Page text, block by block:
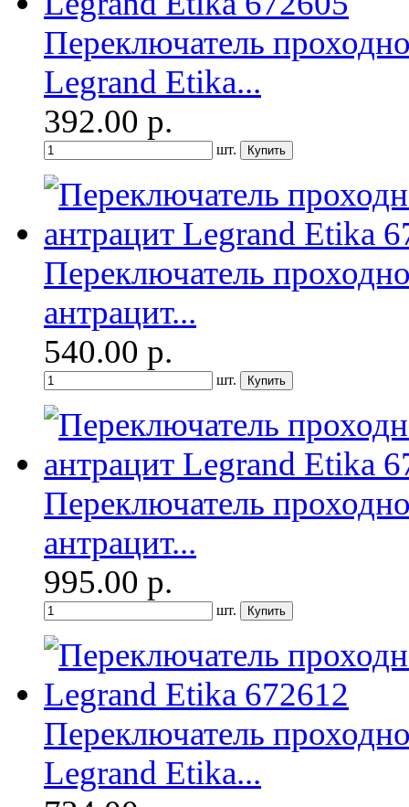
Переключатель
Legrand Etika...
392.00 р.
шт.
Переключатель
антрацит...
540.00 р.
шт.
Переключатель
антрацит...
995.00 р.
шт.
Переключатель
Legrand Etika...